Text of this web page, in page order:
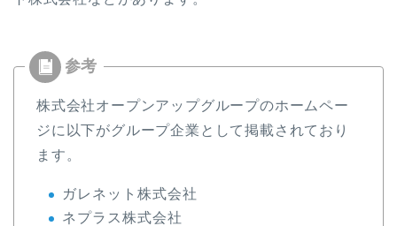
株式会社オープンアップグループのホームペー
ジに以下がグループ企業として掲載されており
ます。
ガレネット株式会社
ネプラス株式会社